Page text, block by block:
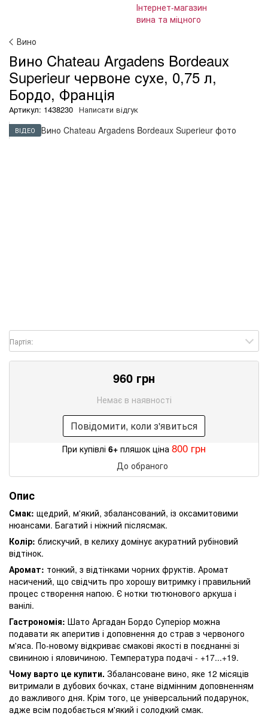
Вино
Вино Chateau Argadens Bordeaux
Superieur червоне сухе, 0,75 л,
Бордо, Франція
Артикул: 1438230 Написати відгук
ВІДЕО
Партія:
960 грн
Немає в наявності
Повідомити, коли з'явиться
При купівлі 6+ пляшок ціна 800 грн
До обраного
Опис
Смак: щедрий, м'який, збалансований, із оксамитовими
нюансами. Багатий і ніжний післясмак.
Колір: блискучий, в келиху домінує акуратний рубіновий
відтінок.
Аромат: тонкий, з відтінками чорних фруктів. Аромат
насичений, що свідчить про хорошу витримку і правильний
процес створення напою. Є нотки тютюнового аркуша і
ванілі.
Гастрономія: Шато Аргадан Бордо Суперіор можна
подавати як аперитив і доповнення до страв з червоного
м'яса. По-новому відкриває смакові якості в поєднанні зі
свининою і яловичиною. Температура подачі - +17...+19.
Чому варто це купити. Збалансоване вино, яке 12 місяців
витримали в дубових бочках, стане відмінним доповненням
до важливого дня. Крім того, це універсальний подарунок,
адже всім подобається м'який і солодкий смак.